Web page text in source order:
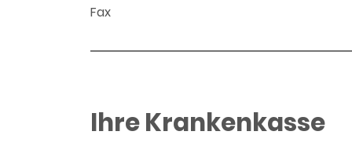
Fax
Ihre Krankenkasse